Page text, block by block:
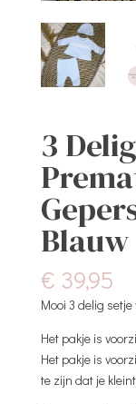
3
Blauw
€ 39,95
Mooi 3 delig
Het pakje is
Het pakje is
te zijn dat je